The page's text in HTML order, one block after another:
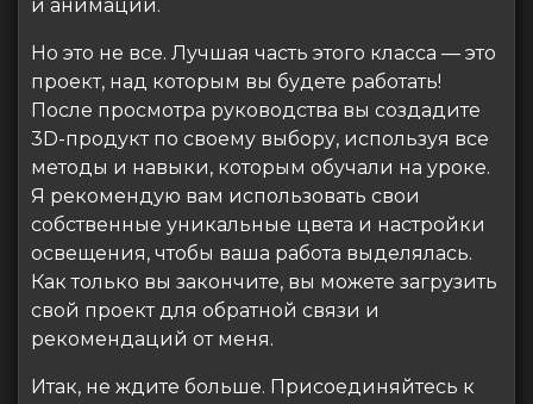
и анимации.
Но это не все. Лучшая часть этого класса — это
проект, над которым вы будете работать!
После просмотра руководства вы создадите
3D-продукт по своему выбору, используя все
методы и навыки, которым обучали на уроке.
Я рекомендую вам использовать свои
собственные уникальные цвета и настройки
освещения, чтобы ваша работа выделялась.
Как только вы закончите, вы можете загрузить
свой проект для обратной связи и
рекомендаций от меня.
Итак, не ждите больше. Присоединяйтесь к